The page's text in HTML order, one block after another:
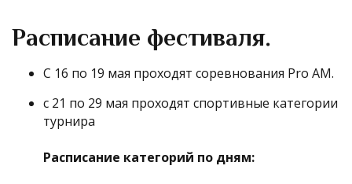
Расписание фестиваля.
С 16 по 19 мая проходят соревнования Pro AM.
c 21 по 29 мая проходят спортивные категории
турнира
Расписание категорий по дням: